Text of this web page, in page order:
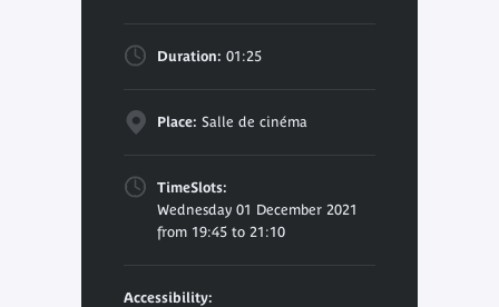
Duration: 01:25
Place: Salle de cinéma
TimeSlots:
Wednesday 01 December 2021
from 19:45 to 21:10
Accessibility: